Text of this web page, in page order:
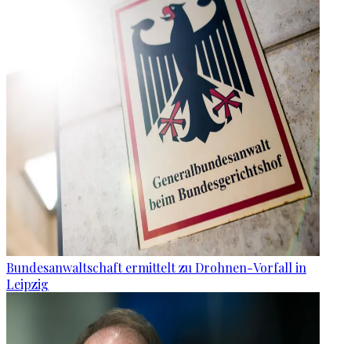
Bundesanwaltschaft ermittelt zu Drohnen-Vorfall in
Leipzig